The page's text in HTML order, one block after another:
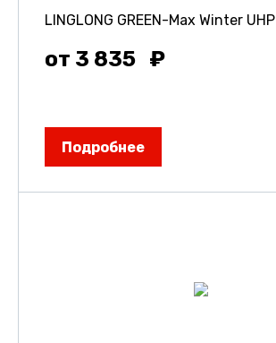
LINGLONG GREEN-Max Winter UHP
от 3 835
Подробнее